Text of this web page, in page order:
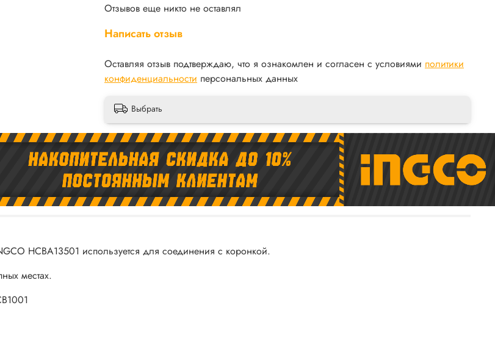
Отзывов еще никто не оставлял
Написать отзыв
Оставляя отзыв подтверждаю, что я ознакомлен и согласен с условиями политики
конфиденциальности персональных данных
Выбрать
HCBA13501 используется для соединения с коронкой.
местах.